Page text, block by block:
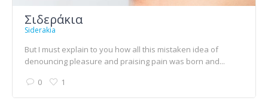
Σιδεράκια
Siderakia
But I must explain to you how all this mistaken idea of
denouncing pleasure and praising pain was born and...
0
1